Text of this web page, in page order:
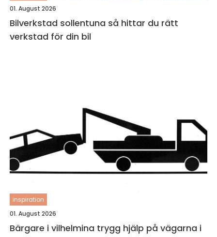
01. August 2026
Bilverkstad sollentuna så hittar du rätt
verkstad för din bil
inspiration
01. August 2026
Bärgare i vilhelmina trygg hjälp på vägarna i